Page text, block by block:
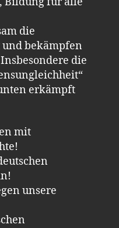
die
bekämpfen
die
erkämpft
mit
unsere